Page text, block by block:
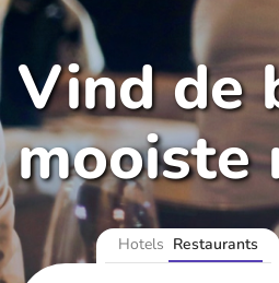
Vind de
mooiste
Hotels Restaurants